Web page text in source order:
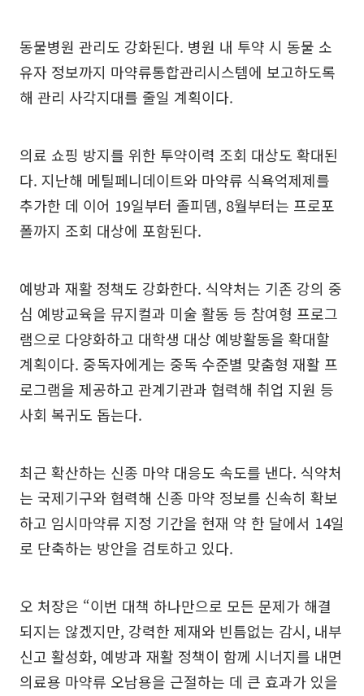
동물병원 관리도 강화된다. 병원 내 투약 시 동물 소
유자 정보까지 마약류통합관리시스템에 보고하도록
해 관리 사각지대를 줄일 계획이다.
의료 쇼핑 방지를 위한 투약이력 조회 대상도 확대된
다. 지난해 메틸페니데이트와 마약류 식욕억제제를
추가한 데 이어 19일부터 졸피뎀, 8월부터는 프로포
폴까지 조회 대상에 포함된다.
예방과 재활 정책도 강화한다. 식약처는 기존 강의 중
심 예방교육을 뮤지컬과 미술 활동 등 참여형 프로그
램으로 다양화하고 대학생 대상 예방활동을 확대할
계획이다. 중독자에게는 중독 수준별 맞춤형 재활 프
로그램을 제공하고 관계기관과 협력해 취업 지원 등
사회 복귀도 돕는다.
최근 확산하는 신종 마약 대응도 속도를 낸다. 식약처
는 국제기구와 협력해 신종 마약 정보를 신속히 확보
하고 임시마약류 지정 기간을 현재 약 한 달에서 14일
로 단축하는 방안을 검토하고 있다.
오 처장은 “이번 대책 하나만으로 모든 문제가 해결
되지는 않겠지만, 강력한 제재와 빈틈없는 감시, 내부
신고 활성화, 예방과 재활 정책이 함께 시너지를 내면
의료용 마약류 오남용을 근절하는 데 큰 효과가 있을